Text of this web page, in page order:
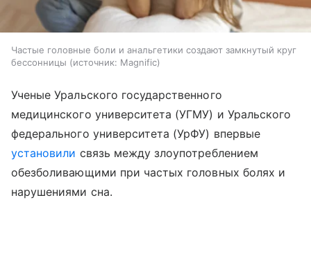
Частые головные боли и анальгетики создают замкнутый круг
бессонницы
источник: Magnific
Ученые Уральского государственного
медицинского университета (УГМУ) и Уральского
федерального университета (УрФУ) впервые
установили связь между злоупотреблением
обезболивающими при частых головных болях и
нарушениями сна.